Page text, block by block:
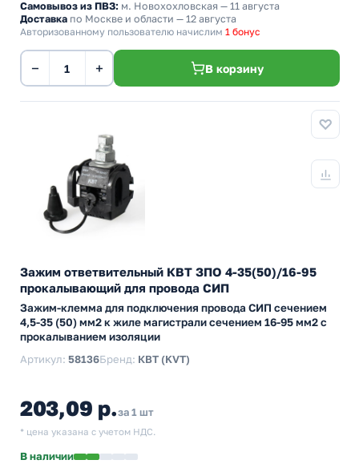
Самовывоз из ПВЗ: м. Новохохловская — 11 августа
Доставка по Москве и области — 12 августа
Авторизованному пользователю начислим 1 бонус
− + В корзину
Зажим ответвительный КВТ ЗПО 4-35(50)/16-95
прокалывающий для провода СИП
Зажим-клемма для подключения провода СИП сечением
4,5-35 (50) мм2 к жиле магистрали сечением 16-95 мм2 с
прокалыванием изоляции
Артикул: 58136Бренд: КВТ (KVT)
203,09 р.за 1 шт
* цена указана с учетом НДС.
В наличии